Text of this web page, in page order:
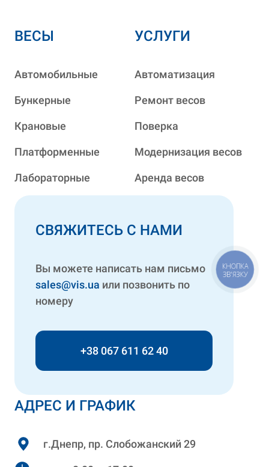
АДРЕС И ГРАФИК
г.Днепр, пр. Слобожанский 29
ВЕСЫ
Автомобильные
Бункерные
Крановые
Платформенные
Лабораторные
УСЛУГИ
Автоматизация
Ремонт весов
Поверка
Модернизация весов
Аренда весов
СВЯЖИТЕСЬ С НАМИ
Вы можете написать нам письмо
sales@vis.ua или позвонить по
номеру
+38 067 611 62 40
КНОПКА
ЗВ'ЯЗКУ